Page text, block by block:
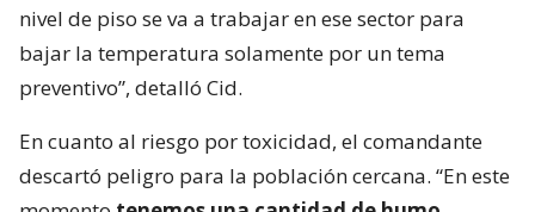
nivel de piso se va a trabajar en ese sector para
bajar la temperatura solamente por un tema
preventivo”, detalló Cid.
En cuanto al riesgo por toxicidad, el comandante
descartó peligro para la población cercana. “En este